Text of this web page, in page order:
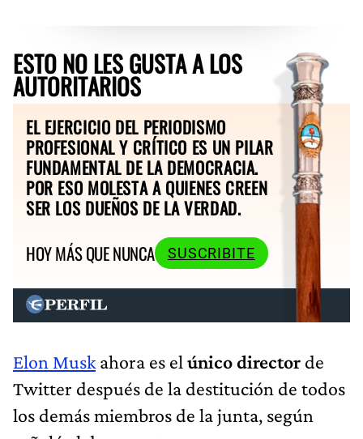
ESTO NO LES GUSTA A LOS
AUTORITARIOS
EL EJERCICIO DEL PERIODISMO
PROFESIONAL Y CRÍTICO ES UN PILAR
FUNDAMENTAL DE LA DEMOCRACIA.
POR ESO MOLESTA A QUIENES CREEN
SER LOS DUEÑOS DE LA VERDAD.
HOY MÁS QUE NUNCA
SUSCRIBITE
Elon Musk ahora es el único director de
Twitter después de la destitución de todos
los demás miembros de la junta, según